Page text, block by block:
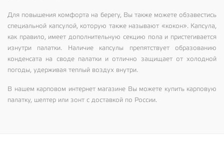
Для повышения комфорта на берегу, Вы также можете обзавестись
специальной капсулой, которую также называют «кокон». Капсула,
как правило, имеет дополнительную секцию пола и пристегивается
изнутри палатки. Наличие капсулы препятствует образованию
конденсата на своде палатки и отлично защищает от холодной
погоды, удерживая теплый воздух внутри.
В нашем карповом интернет магазине Вы можете купить карповую
палатку, шелтер или зонт с доставкой по России.